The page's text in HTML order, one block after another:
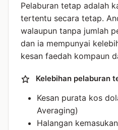
Pelaburan tetap adalah
tertentu secara tetap.
walaupun tanpa jumlah
dan ia mempunyai
kesan faedah kompaun
Kelebihan pelaburan
Kesan purata kos
Averaging)
Halangan